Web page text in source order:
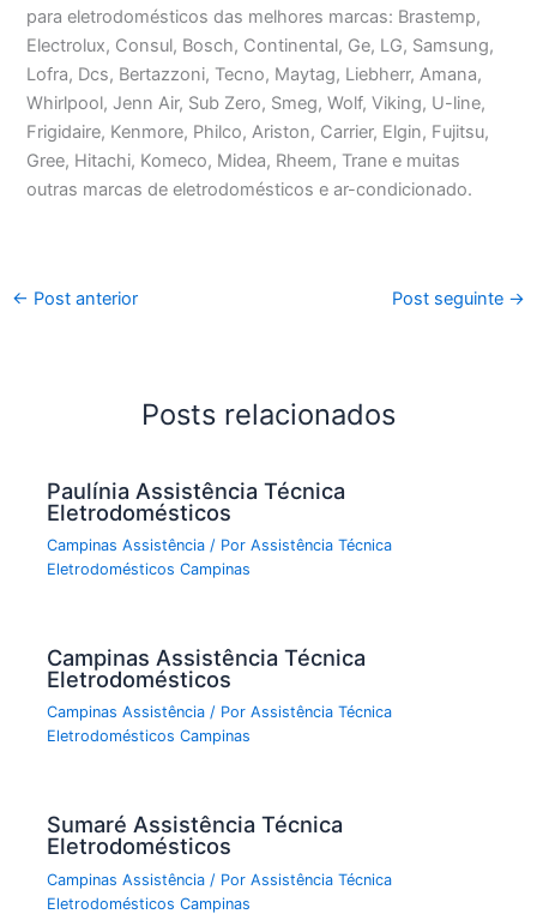
para eletrodomésticos das melhores marcas: Brastemp,
Electrolux, Consul, Bosch, Continental, Ge, LG, Samsung,
Lofra, Dcs, Bertazzoni, Tecno, Maytag, Liebherr, Amana,
Whirlpool, Jenn Air, Sub Zero, Smeg, Wolf, Viking, U-line,
Frigidaire, Kenmore, Philco, Ariston, Carrier, Elgin, Fujitsu,
Gree, Hitachi, Komeco, Midea, Rheem, Trane e muitas
outras marcas de eletrodomésticos e ar-condicionado.
← Post anterior Post seguinte →
Posts relacionados
Paulínia Assistência Técnica
Eletrodomésticos
Campinas Assistência / PorAssistência Técnica
Eletrodomésticos Campinas
Campinas Assistência Técnica
Eletrodomésticos
Campinas Assistência / PorAssistência Técnica
Eletrodomésticos Campinas
Sumaré Assistência Técnica
Eletrodomésticos
Campinas Assistência / PorAssistência Técnica
Eletrodomésticos Campinas